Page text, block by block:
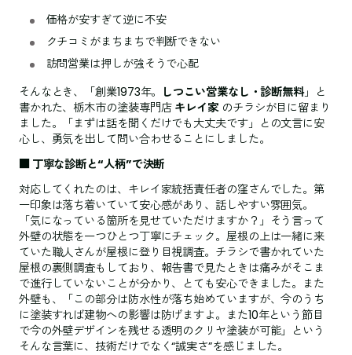
価格が安すぎて逆に不安
クチコミがまちまちで判断できない
訪問営業は押しが強そうで心配
そんなとき、「創業1973年。 しつこい営業なし・診断無料」と
書かれた、栃木市の塗装専門店 キレイ家のチラシが目に留まり
ました。「まずは話を聞くだけでも大丈夫です」との文言に安
心し、勇気を出して問い合わせることにしました。
■ 丁寧な診断と“人柄”で決断
対応してくれたのは、キレイ家統括責任者の窪さんでした。第
一印象は落ち着いていて安心感があり、話しやすい雰囲気。
「気になっている箇所を見せていただけますか？」そう言って
外壁の状態を一つひとつ丁寧にチェック。屋根の上は一緒に来
ていた職人さんが屋根に登り目視調査。チラシで書かれていた
屋根の裏側調査もしており、報告書で見たときは痛みがそこま
で進行していないことが分かり、とても安心できました。また
外壁も、「この部分は防水性が落ち始めていますが、今のうち
に塗装すれば建物への影響は防げますよ。また10年という節目
で今の外壁デザインを残せる透明のクリヤ塗装が可能」という
そんな言葉に、技術だけでなく“誠実さ”を感じました。